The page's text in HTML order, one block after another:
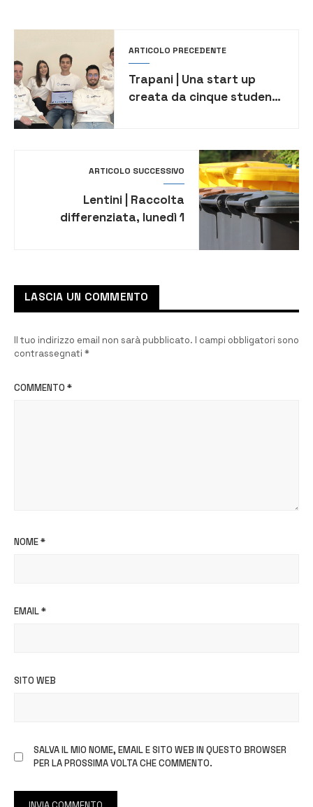
ARTICOLO PRECEDENTE
Trapani | Una start up
creata da cinque studenti
ARTICOLO SUCCESSIVO
Lentini | Raccolta
differenziata, lunedì 1
LASCIA UN COMMENTO
Il tuo indirizzo email non sarà pubblicato. I campi obbligatori sono
contrassegnati *
COMMENTO *
NOME*
EMAIL*
SITO WEB
SALVA IL MIO NOME, EMAIL E SITO WEB IN QUESTO BROWSER
PER LA PROSSIMA VOLTA CHE COMMENTO.